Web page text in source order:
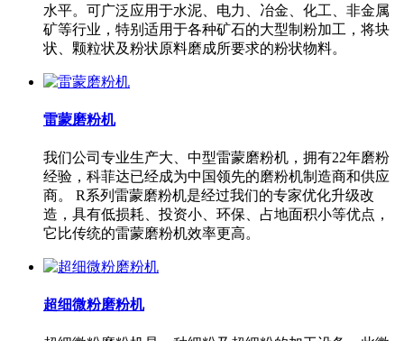
水平。可广泛应用于水泥、电力、冶金、化工、非金属
矿等行业，特别适用于各种矿石的大型制粉加工，将块
状、颗粒状及粉状原料磨成所要求的粉状物料。
雷蒙磨粉机
我们公司专业生产大、中型雷蒙磨粉机，拥有22年磨粉
经验，科菲达已经成为中国领先的磨粉机制造商和供应
商。 R系列雷蒙磨粉机是经过我们的专家优化升级改
造，具有低损耗、投资小、环保、占地面积小等优点，
它比传统的雷蒙磨粉机效率更高。
超细微粉磨粉机